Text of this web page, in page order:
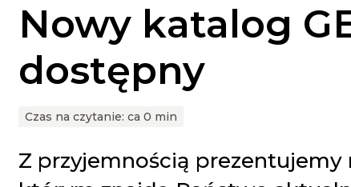
Nowy katalog
dostępny
Czas na czytanie: ca 0 min
Z przyjemnością prezentujemy